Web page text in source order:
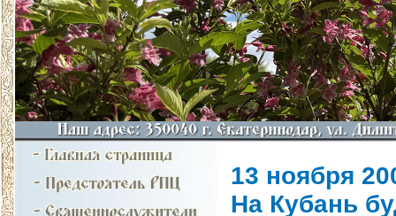
13 ноября
На Кубань